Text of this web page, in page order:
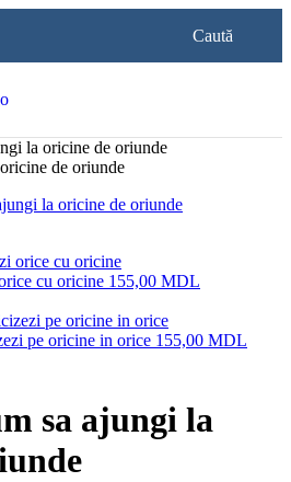
Caută
la oricine de oriunde
de oriunde
cu oricine 155,00 MDL
pe oricine in orice 155,00 MDL
sa ajungi la